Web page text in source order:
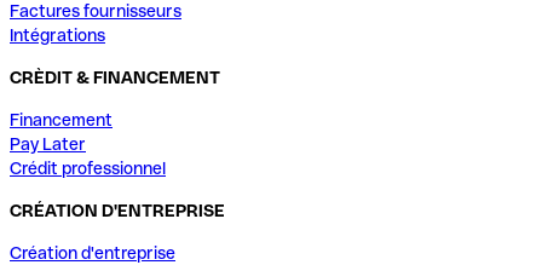
Factures fournisseurs
Intégrations
CRÈDIT & FINANCEMENT
Financement
Pay Later
Crédit professionnel
CRÉATION D'ENTREPRISE
Création d'entreprise